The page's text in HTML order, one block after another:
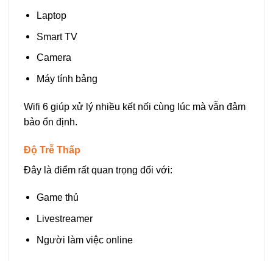
Laptop
Smart TV
Camera
Máy tính bảng
Wifi 6 giúp xử lý nhiều kết nối cùng lúc mà vẫn đảm
bảo ổn định.
Độ Trễ Thấp
Đây là điểm rất quan trọng đối với:
Game thủ
Livestreamer
Người làm việc online